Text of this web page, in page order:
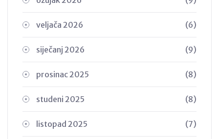
veljača 2026 (6)
siječanj 2026 (9)
prosinac 2025 (8)
studeni 2025 (8)
listopad 2025 (7)